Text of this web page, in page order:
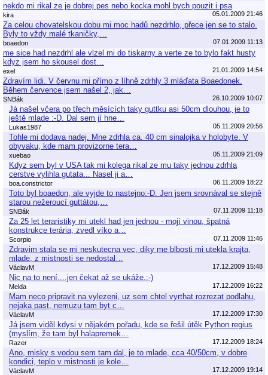
nekdo mi rikal ze je dobrej pes nebo kocka mohl bych pouzit i psa
kira 05.01.2009 21:46
Za celou chovatelskou dobu mi moc hadů nezdrhlo, přece jen se to stalo.
Byly to vždy malé tkaničky,…
boaedon 07.01.2009 11:13
me sice had nezdrhl ale vlzel mi do tiskarny a verte ze to bylo fakt husty
kdyz jsem ho skousel dost…
exel 21.01.2009 14:54
Zdravím lidi. V červnu mi přímo z líhně zdrhly 3 mláďata Boaedonek.
Během července jsem našel 2, jak…
SNBák 26.10.2009 10:07
Já našel včera po třech měsících taky guttku asi 50cm dlouhou, je to
ještě mlade :-D. Dal sem jí hne…
Lukas1987 05.11.2009 20:56
Tohle mi dodava nadej. Mne zdrhla ca. 40 cm sinalojka v holobyte. V
obyvaku, kde mam provizorne tera…
xuebao 05.11.2009 21:09
Kdyz sem byl v USA tak mi kolega rikal ze mu taky jednou zdrhla
cerstve vylihla gutata... Nasel ji a…
boa.constrictor 06.11.2009 18:22
Toto byl boaedon, ale vyjde to nastejno:-D. Jen jsem srovnával se stejně
starou nežeroucí guttátou,…
SNBák 07.11.2009 11:18
Za 25 let teraristiky mi utekl had jen jednou - mojí vinou, špatná
konstrukce terária, zvedl víko a…
Scorpio 07.11.2009 11:46
Zdravim stala se mi neskutecna vec, diky me blbosti mi utekla krajta,
mlade, z mistnosti se nedostal…
VáclavM 17.12.2009 15:48
Nic na to není....jen čekat až se ukáže.:-)
Melda 17.12.2009 16:22
Mam neco pripravit na vylezeni, uz sem chtel vyrthat rozrezat podlahu,
nejaka past, nemuzu tam byt c…
VáclavM 17.12.2009 17:30
Já jsem viděl kdysi v nějakém pořadu, kde se řešil útěk Python regius
(myslím, že tam byl halapremek…
Razer 17.12.2009 18:24
Ano, misky s vodou sem tam dal, je to mlade, cca 40/50cm, v dobre
kondici, teplo v mistnosti je kole…
VáclavM 17.12.2009 19:14